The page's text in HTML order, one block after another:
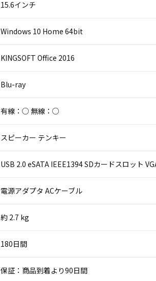
15.6インチ
Windows 10 Home 64bit
KINGSOFT Office 2016
Blu-ray
有線：○ 無線：○
スピーカー テンキー
USB 2.0 eSATA IEEE1394 SDカードスロット
電源アダプタ ACケーブル
約 2.7 kg
180日間
保証：商品到着より90日間